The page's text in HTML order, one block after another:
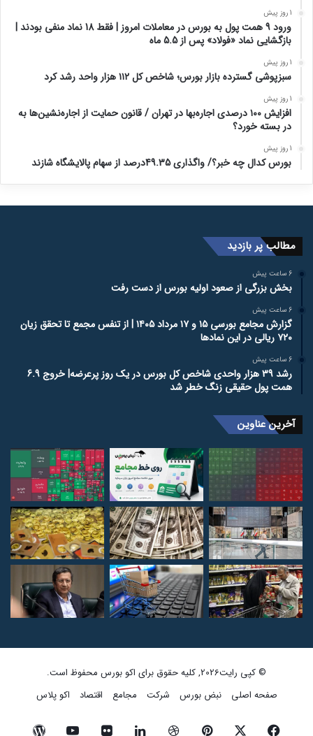
1 روز پیش
ورود 9 همت پول به بورس در معاملات امروز | فقط 18 نماد منفی بودند |
بازگشایی نماد «فولاد» پس از 5.5 ماه
1 روز پیش
سبزپوشی گسترده بازار بورس؛ شاخص کل ۱۱۲ هزار واحد رشد کرد
1 روز پیش
افزایش ۱۰۰ درصدی اجاره‌بها در تهران / قانون حمایت از اجاره‌نشین‌ها به
در بسته خورد؟
1 روز پیش
بورس کدال چه خبر؟/ واگذاری 49.35درصد از سهام پالایشگاه شازند
مطالب پر بازدید
6 ساعت پیش
بخش بزرگی از صعود اولیه بورس از دست رفت
6 ساعت پیش
گزارش مجامع بورسی ۱۵ و ۱۷ مرداد ۱۴۰۵ | از تنفس مجمع تا تحقق زیان
۷۲۰ ریالی در این نماد‌ها
6 ساعت پیش
رشد 39 هزار واحدی شاخص کل بورس در یک روز پرعرضه| خروج 6.9
همت پول حقیقی زنگ خطر شد
آخرین عناوین
© کپی رایت2026, کلیه حقوق برای اکو بورس محفوظ است.
صفحه اصلی
نبض بورس شرکت مجامع اقتصاد اکو پلاس
فیسبوک ایکس پینتریستدریبببل لینکداین تصاویر یوتیوب